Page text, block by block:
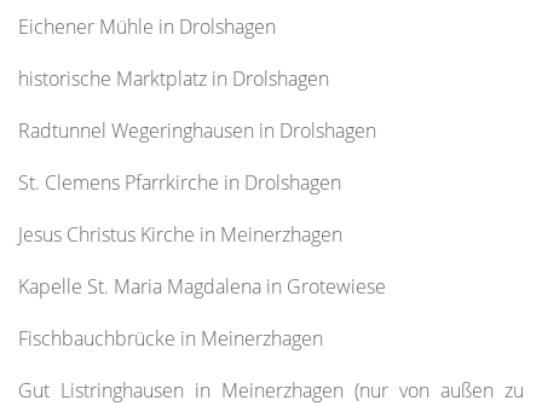
Eichener Mühle in Drolshagen
historische Marktplatz in Drolshagen
Radtunnel Wegeringhausen in Drolshagen
St. Clemens Pfarrkirche in Drolshagen
Jesus Christus Kirche in Meinerzhagen
Kapelle St. Maria Magdalena in Grotewiese
Fischbauchbrücke in Meinerzhagen
Gut Listringhausen in Meinerzhagen (nur von außen zu